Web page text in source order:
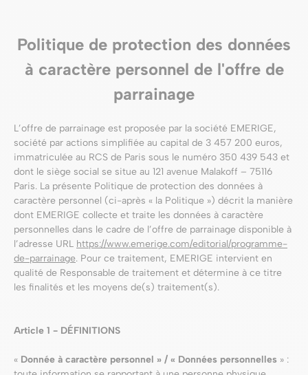
Politique de protection des données
à caractère personnel de l'offre de
parrainage
L’offre de parrainage est proposée par la société EMERIGE,
société par actions simplifiée au capital de 3 457 200 euros,
immatriculée au RCS de Paris sous le numéro 350 439 543 et
dont le siège social se situe au 121 avenue Malakoff – 75116
Paris. La présente Politique de protection des données à
caractère personnel (ci-après « la Politique ») décrit la manière
dont EMERIGE collecte et traite les données à caractère
personnelles dans le cadre de l’offre de parrainage disponible à
l’adresse URL https://www.emerige.com/editorial/programme-
de-parrainage. Pour ce traitement, EMERIGE intervient en
qualité de Responsable de traitement et détermine à ce titre
les finalités et les moyens de(s) traitement(s).
Article 1 - DÉFINITIONS
« Donnée à caractère personnel » / « Données personnelles » :